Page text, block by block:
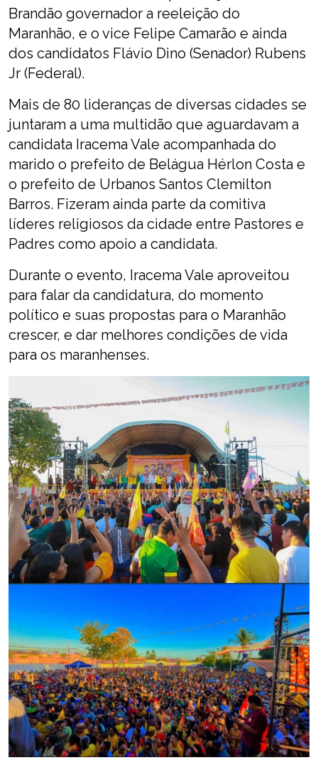
Brandão governador a reeleição do
Maranhão, e o vice Felipe Camarão e ainda
dos candidatos Flávio Dino (Senador) Rubens
Jr (Federal).
Mais de 80 lideranças de diversas cidades se
juntaram a uma multidão que aguardavam a
candidata Iracema Vale acompanhada do
marido o prefeito de Belágua Hérlon Costa e
o prefeito de Urbanos Santos Clemilton
Barros. Fizeram ainda parte da comitiva
líderes religiosos da cidade entre Pastores e
Padres como apoio a candidata.
Durante o evento, Iracema Vale aproveitou
para falar da candidatura, do momento
político e suas propostas para o Maranhão
crescer, e dar melhores condições de vida
para os maranhenses.